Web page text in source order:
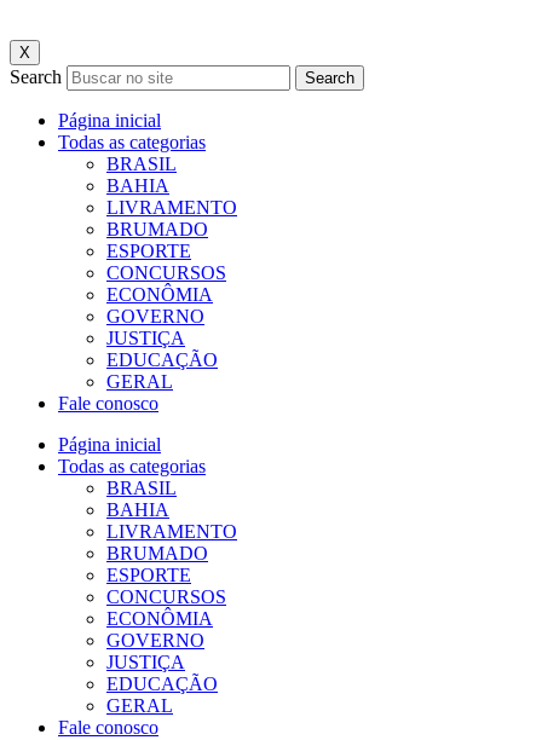
X
Search Search
Página inicial
Todas as categorias
BRASIL
BAHIA
LIVRAMENTO
BRUMADO
ESPORTE
CONCURSOS
ECONÔMIA
GOVERNO
JUSTIÇA
EDUCAÇÃO
GERAL
Fale conosco
Página inicial
Todas as categorias
BRASIL
BAHIA
LIVRAMENTO
BRUMADO
ESPORTE
CONCURSOS
ECONÔMIA
GOVERNO
JUSTIÇA
EDUCAÇÃO
GERAL
Fale conosco